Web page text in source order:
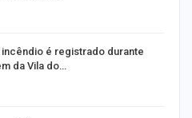
é registrado durante
da Vila do…